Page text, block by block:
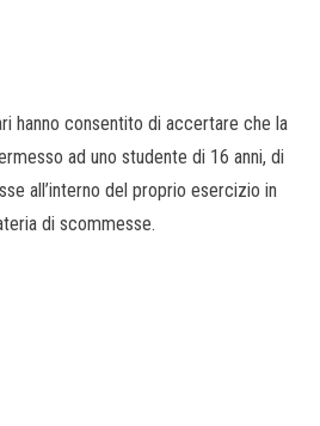
hanno consentito di accertare che la
ad uno studente di 16 anni, di
all’interno del proprio esercizio in
di scommesse.